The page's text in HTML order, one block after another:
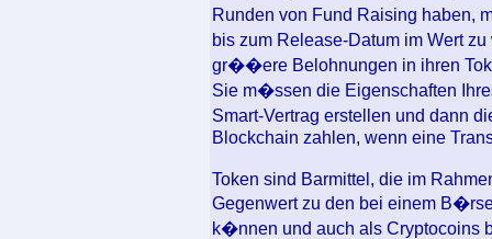
Runden von Fund Raising haben,
bis zum Release-Datum im Wert
gr��ere Belohnungen in ihren
Sie m�ssen die Eigenschaften
Smart-Vertrag erstellen und dann
Blockchain zahlen, wenn eine
Token sind Barmittel, die im
Gegenwert zu den bei einem
k�nnen und auch als Cryptocoins